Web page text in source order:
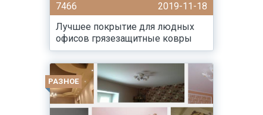
7466
2019-11-18
Лучшее покрытие для людных
офисов грязезащитные ковры
РАЗНОЕ